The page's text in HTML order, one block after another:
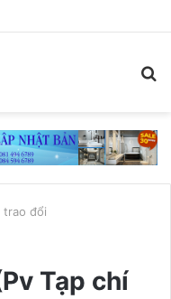
trao đổi
Tạp chí